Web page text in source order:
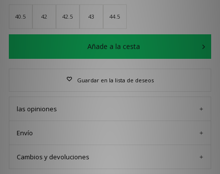
40.5 42 42.5 43 44.5
Añade a la cesta
Guardar en la lista de deseos
las opiniones
Envío
Cambios y devoluciones